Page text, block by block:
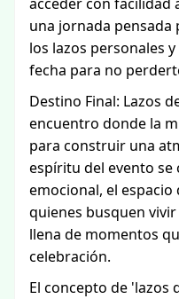
una jornada pensada
los lazos personales
fecha para no
Destino Final: Lazos
encuentro donde la
para construir una
espíritu del evento se
emocional, el espacio
quienes busquen
llena de momentos
celebración.
El concepto de 'lazos